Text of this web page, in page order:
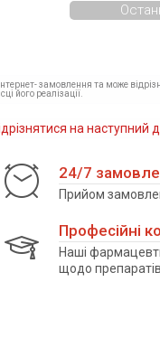
замовлення та може
його реалізації.
на наступний
24/7
Прийом
Професійні
Наші
щодо препаратів